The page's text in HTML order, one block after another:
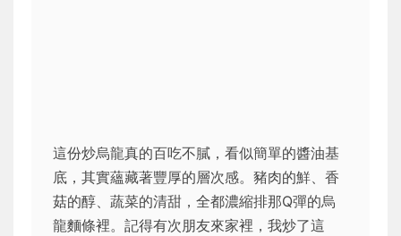
這份炒烏龍真的百吃不膩，看似簡單的醬油基
底，其實蘊藏著豐厚的層次感。豬肉的鮮、香
菇的醇、蔬菜的清甜，全都濃縮排那Q彈的烏
龍麵條裡。記得有次朋友來家裡，我炒了這